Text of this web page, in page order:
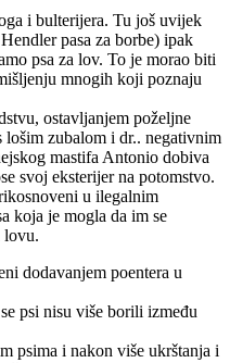
i bulterijera. Tu još uvijek
pasa za borbe) ipak
psa za lov. To je morao biti
mnogih koji poznaju
ostavljanjem poželjne
lošim zubalom i dr.. negativnim
mastifa Antonio dobiva
svoj eksterijer na potomstvo.
u ilegalnim
koja je mogla da im se
lovu.
dodavanjem poentera u
psi nisu više borili između
psima i nakon više ukrštanja i